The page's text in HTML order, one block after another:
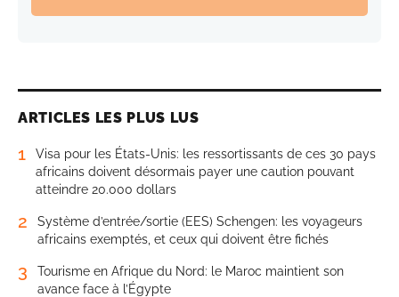
ARTICLES LES PLUS LUS
1
Visa pour les États-Unis: les ressortissants de ces 30 pays
africains doivent désormais payer une caution pouvant
atteindre 20.000 dollars
2
Système d’entrée/sortie (EES) Schengen: les voyageurs
africains exemptés, et ceux qui doivent être fichés
3
Tourisme en Afrique du Nord: le Maroc maintient son
avance face à l’Égypte